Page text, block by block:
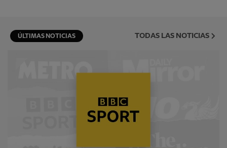
ÚLTIMAS NOTICIAS TODAS LAS NOTICIAS